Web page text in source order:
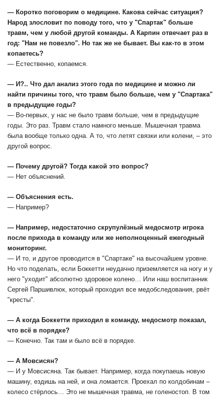
— Коротко поговорим о медицине. Какова сейчас ситуация?
Народ злословит по поводу того, что у "Спартак" больше
травм, чем у любой другой команды. А Карпин отвечает раз в
год: "Нам не повезло". Но так же не бывает. Вы как-то в этом
копаетесь?
— Естественно, копаемся.
— И?.. Что дал анализ этого года по медицине и можно ли
найти причины того, что травм было больше, чем у "Спартака"
в предыдущие годы?
— Во-первых, у нас не было травм больше, чем в предыдущие
годы. Это раз. Травм стало намного меньше. Мышечная травма
была вообще только одна. А то, что летят связки или колени, – это
другой вопрос.
— Почему другой? Тогда какой это вопрос?
— Нет объяснений.
— Объяснения есть.
— Например?
— Например, недостаточно скрупулёзный медосмотр игрока
после прихода в команду или же неполноценный ежегодный
мониторинг.
— И то, и другое проводится в "Спартаке" на высочайшем уровне.
Но что поделать, если Боккетти неудачно приземляется на ногу и у
него "уходит" абсолютно здоровое колено… Или наш воспитанник
Сергей Паршивлюк, который проходил все медобследования, рвёт
"кресты".
— А когда Боккетти приходил в команду, медосмотр показал,
что всё в порядке?
— Конечно. Так там и было всё в порядке.
— А Мовсисян?
— И у Мовсисяна. Так бывает. Например, когда покупаешь новую
машину, ездишь на ней, и она ломается. Проехал по колдобинам –
колесо стёрлось… Это не мышечная травма, не голеностоп. В том